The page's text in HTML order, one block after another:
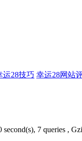
运28技巧 幸运28网站
second(s), 7 queries ,